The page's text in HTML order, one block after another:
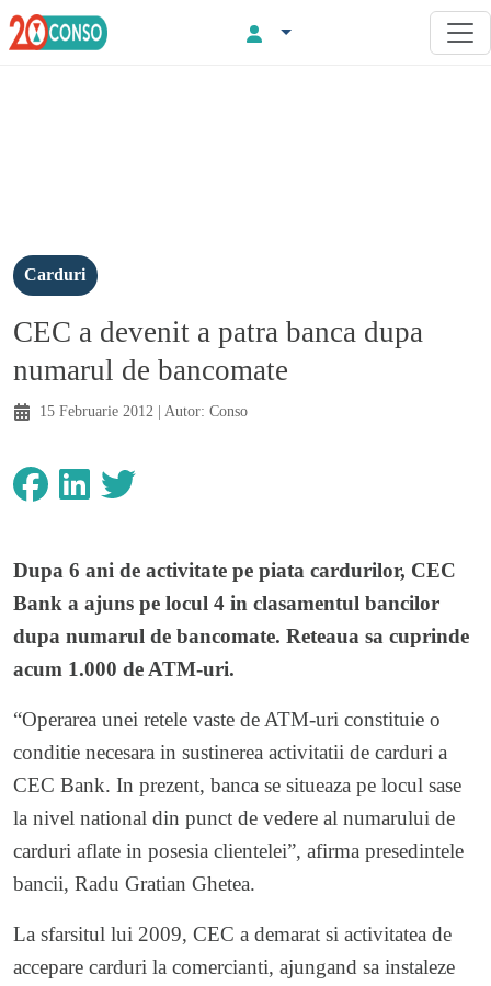
Carduri
CEC a devenit a patra banca dupa
numarul de bancomate
15 Februarie 2012 | Autor: Conso
Dupa 6 ani de activitate pe piata cardurilor, CEC
Bank a ajuns pe locul 4 in clasamentul bancilor
dupa numarul de bancomate. Reteaua sa cuprinde
acum 1.000 de ATM-uri.
“Operarea unei retele vaste de ATM-uri constituie o
conditie necesara in sustinerea activitatii de carduri a
CEC Bank. In prezent, banca se situeaza pe locul sase
la nivel national din punct de vedere al numarului de
carduri aflate in posesia clientelei”, afirma presedintele
bancii, Radu Gratian Ghetea.
La sfarsitul lui 2009, CEC a demarat si activitatea de
accepare carduri la comercianti, ajungand sa instaleze